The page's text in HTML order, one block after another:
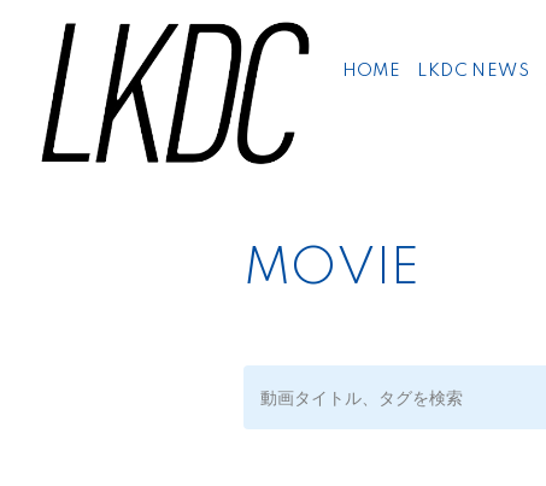
HOME LKDC NEWS
MOVIE